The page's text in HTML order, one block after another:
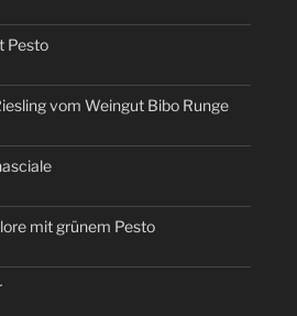
Pesto
vom Weingut Bibo Runge
mit grünem Pesto